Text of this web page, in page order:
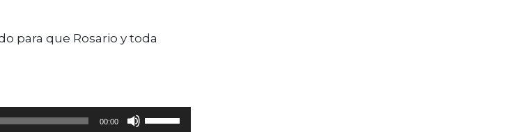
para que Rosario y toda
00:00
Utiliza